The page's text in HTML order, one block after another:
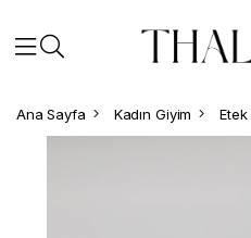
Ana Sayfa Kadın Giyim Etek